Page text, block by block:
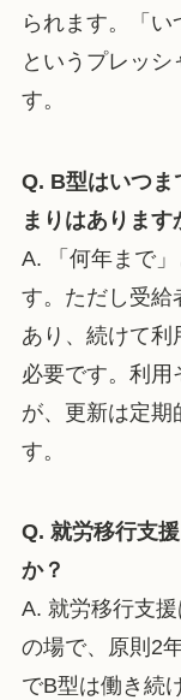
られます。「い
というプレッ
す。
Q. B型はいつま
まりはあります
A. 「何年まで
す。ただし受給
あり、続けて利
必要です。利用
が、更新は定期
す。
Q. 就労移行支
か？
A. 就労移行支
の場で、原則2
でB型は働き続